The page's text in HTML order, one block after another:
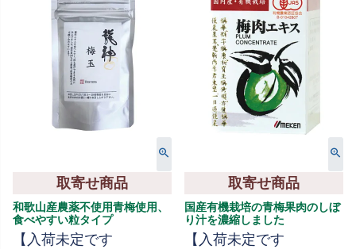
取寄せ商品
和歌山産農薬不使用青梅使用、
食べやすい粒タイプ
【入荷未定です
取寄せ商品
国産有機栽培の青梅果肉のしぼ
り汁を濃縮しました
【入荷未定です